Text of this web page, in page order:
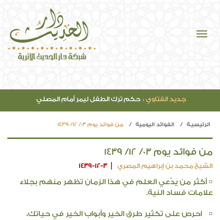
جديد الفتاوي : حكم ترك الطفل ليمر أمام المصلي
الرئيسيـة الفوائد اليومية من فوائد يوم 03/ 12/ 1439
من فوائد يوم 03/ 12/ 1439
الشيخ محمد بن إبراهيم المصري 1439-12-3
¤ أكثر من يَدَّعي العلم في هذا الزمان تظهر منهم بجلاء
علامات فساد النية.
¤ احرص على تكثير طرق الخير وأبواب الخير في حياتك،